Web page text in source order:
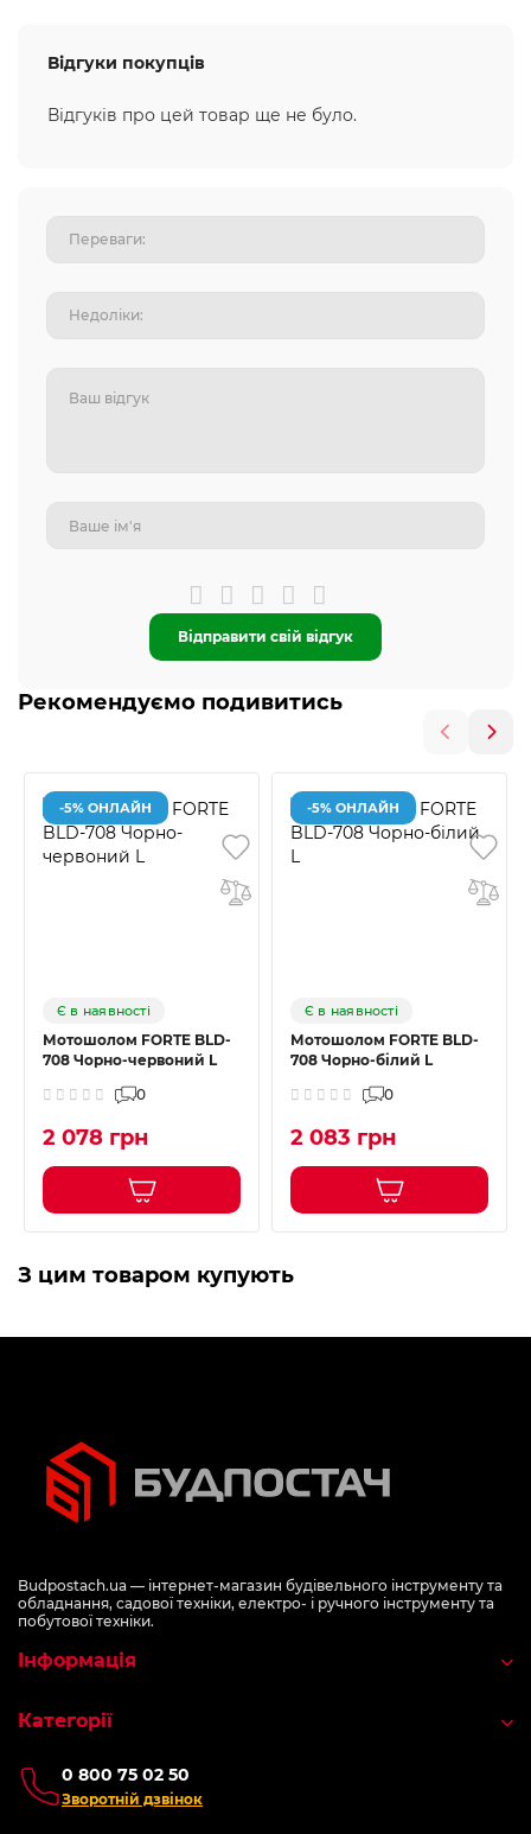
Відгуки покупців
Відгуків про цей товар ще не було.
Відправити свій відгук
Рекомендуємо подивитись
-5% ОНЛАЙН
Є в наявності
Мотошолом FORTE BLD-
708 Чорно-червоний L
0
2 078 грн
-5% ОНЛАЙН
Є в наявності
Мотошолом FORTE BLD-
708 Чорно-білий L
0
2 083 грн
З цим товаром купують
Budpostach.ua — інтернет-магазин будівельного інструменту та
обладнання, садової техніки, електро- і ручного інструменту та
побутової техніки.
0 800 75 02 50
Зворотній дзвінок
Інформація
Категорії